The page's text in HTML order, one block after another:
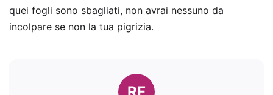
quei fogli sono sbagliati, non avrai nessuno da
incolpare se non la tua pigrizia.